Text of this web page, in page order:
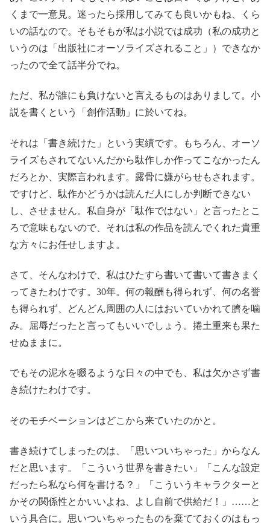
くまで一意見。迷ったら採用してみても良いかもね、くら
いの話なので。そもそもが私は小説では成功（私の成功と
いうのは「出版社にオーソライズされること」）できなか
ったので全て話半分でね。
ただ、私が誰にも負けないと言えるものはありまして。小
説を書くという「創作活動」に於いてね。
それは「書き続けた」という実績です。もちろん、オーソ
ライズもされてないんだから駄作しか作ってこなかったん
だろとか、実際言われます。露骨に嫌がらせもされます。
ですけど、駄作かどうかは読んだ人にしか判断できない
し、させません。私自身が「駄作ではない」と言ったとこ
ろで意味もないので、それは私の作品を読んでくれた貴重
な方々にお任せしますよ。
さて、そんなわけで、私はひたすら書いて書いて書きまく
ってきたわけです。30年。何の報酬も得られず、何の名誉
も得られず、どんどん周囲の人にはおいていかれて臍を噛
み。屈辱だったと言ってもいいでしょう。捲土重来も果た
せぬままに。
でもその泥水を啜るような日々の中でも、私は欠かさず書
き続けたわけです。
そのモチベーションはどこから来ていたのかと。
書き続けてしまったのは、「思いついちゃった」からなん
だと思います。「こういう世界を書きたい」「こんな設定
だったら私なら何を書ける？」「こういうキャラクターと
かその関係性とかいいよね、よし自前で供給だ！」……と
いう具合に。思いついちゃったものを棄てておくのはもっ